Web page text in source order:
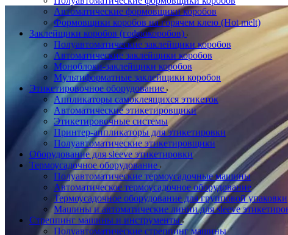
Автоматические формовщики коробов
Формовщики коробов на горячем клею (Hot melt)
Заклейщики коробов (гофрокоробов)
Полуавтоматические заклейщики коробов
Автоматические заклейщики коробов
Моноблоки-заклейщики коробов
Мультиформатные заклейщики коробов
Этикетировочное оборудование
Аппликаторы самоклеящихся этикеток
Автоматические этикетировщики
Этикетировочные системы
Принтер-аппликаторы для этикетировки
Полуавтоматические этикетировщики
Оборудование для sleeve этикетировки
Термоусадочное оборудование
Полуавтоматические термоусадочные машины
Автоматическое термоусадочное оборудование
Термоусадочное оборудование для групповой упаковки
Машины и автоматические линии для sleeve
Стреппинг машины и инструменты
Полуавтоматические стреппинг машины